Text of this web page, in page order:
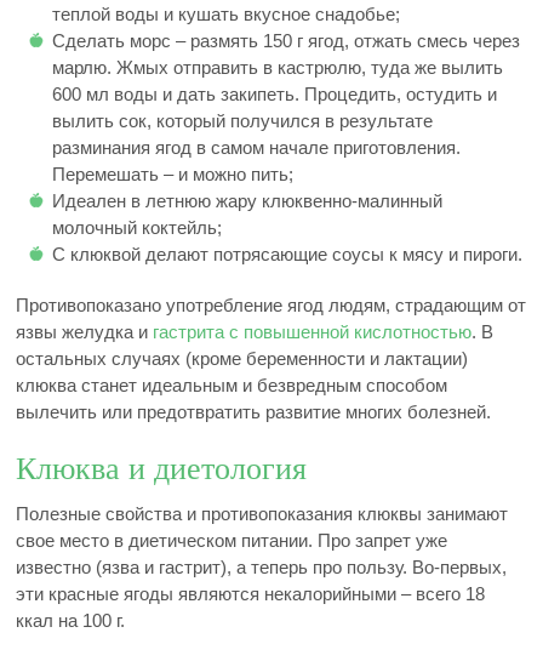
теплой воды и кушать вкусное снадобье;
Сделать морс – размять 150 г ягод, отжать смесь через
марлю. Жмых отправить в кастрюлю, туда же вылить
600 мл воды и дать закипеть. Процедить, остудить и
вылить сок, который получился в результате
разминания ягод в самом начале приготовления.
Перемешать – и можно пить;
Идеален в летнюю жару клюквенно-малинный
молочный коктейль;
С клюквой делают потрясающие соусы к мясу и пироги.
Противопоказано употребление ягод людям, страдающим от
язвы желудка и гастрита с повышенной кислотностью. В
остальных случаях (кроме беременности и лактации)
клюква станет идеальным и безвредным способом
вылечить или предотвратить развитие многих болезней.
Клюква и диетология
Полезные свойства и противопоказания клюквы занимают
свое место в диетическом питании. Про запрет уже
известно (язва и гастрит), а теперь про пользу. Во-первых,
эти красные ягоды являются некалорийными – всего 18
ккал на 100 г.